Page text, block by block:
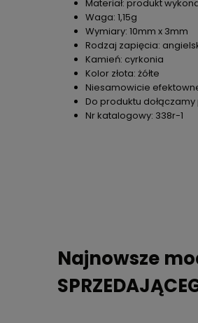
Materiał: produkt
Waga: 1,15g
Wymiary: 10mm x 3mm
Rodzaj zapięcia:
Kamień: cyrkonia
Kolor złota: żółte
Niesamowicie
Do produktu dołączamy
Nr katalogowy: 338r-1
Najnowsze